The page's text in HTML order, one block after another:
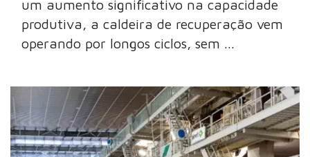
um aumento significativo na capacidade
produtiva, a caldeira de recuperação vem
operando por longos ciclos, sem ...